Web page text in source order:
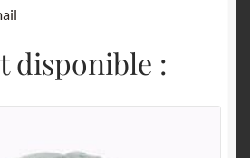
disponible :